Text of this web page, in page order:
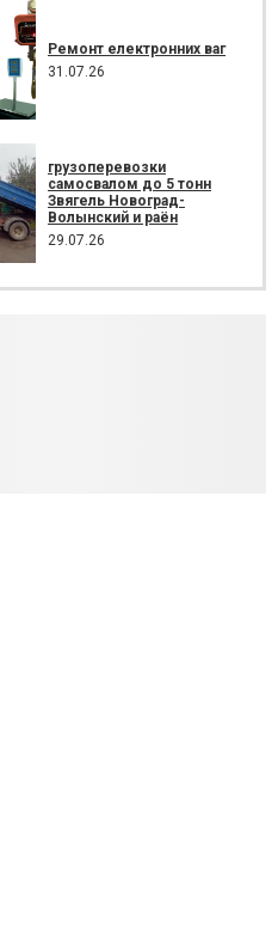
Ремонт електронних ваг
31.07.26
грузоперевозки
самосвалом до 5 тонн
Звягель Новоград-
Волынский и раён
29.07.26